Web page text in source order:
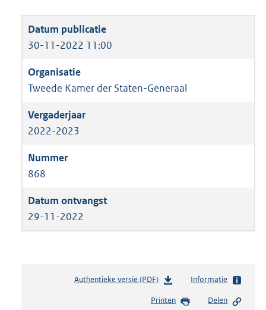
30-11-2022 11:00
Tweede Kamer der Staten-Generaal
2022-2023
868
29-11-2022
Authentieke versie (PDF)b
s
Informatie
Printen Delen